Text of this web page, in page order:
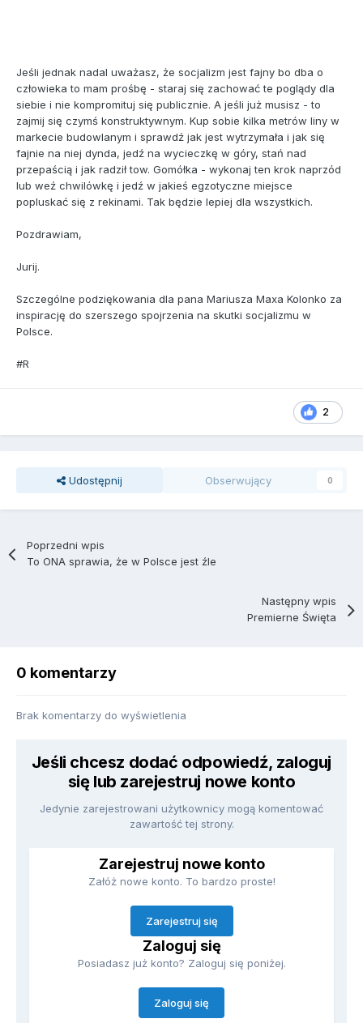
Jeśli jednak nadal uważasz, że socjalizm jest fajny bo dba o
człowieka to mam prośbę - staraj się zachować te poglądy dla
siebie i nie kompromituj się publicznie. A jeśli już musisz - to
zajmij się czymś konstruktywnym. Kup sobie kilka metrów liny w
markecie budowlanym i sprawdź jak jest wytrzymała i jak się
fajnie na niej dynda, jedź na wycieczkę w góry, stań nad
przepaścią i jak radził tow. Gomółka - wykonaj ten krok naprzód
lub weź chwilówkę i jedź w jakieś egzotyczne miejsce
popluskać się z rekinami. Tak będzie lepiej dla wszystkich.
Pozdrawiam,
Jurij.
Szczególne podziękowania dla pana Mariusza Maxa Kolonko za
inspirację do szerszego spojrzenia na skutki socjalizmu w
Polsce.
#R
2
Udostępnij Obserwujący 0
Poprzedni wpis
To ONA sprawia, że w Polsce jest źle
Następny wpis
Premierne Święta
0 komentarzy
Brak komentarzy do wyświetlenia
Jeśli chcesz dodać odpowiedź, zaloguj
się lub zarejestruj nowe konto
Jedynie zarejestrowani użytkownicy mogą komentować
zawartość tej strony.
Zarejestruj nowe konto
Załóż nowe konto. To bardzo proste!
Zarejestruj się
Zaloguj się
Posiadasz już konto? Zaloguj się poniżej.
Zaloguj się